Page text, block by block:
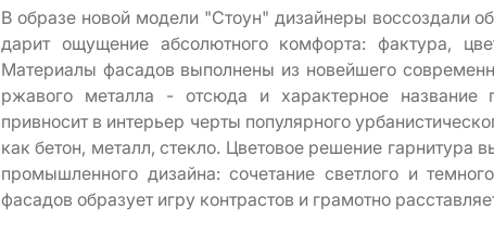
В образе новой модели "Стоун" дизайнеры воссоздали
дарит ощущение абсолютного комфорта: фактура,
Материалы фасадов выполнены из новейшего
ржавого металла - отсюда и характерное название
привносит в интерьер черты популярного
как бетон, металл, стекло. Цветовое решение гарнитура
промышленного дизайна: сочетание светлого и
фасадов образует игру контрастов и грамотно